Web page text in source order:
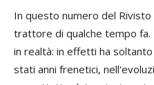
In questo numero del
trattore di qualche tempo fa.
in realtà: in effetti ha
stati anni frenetici,